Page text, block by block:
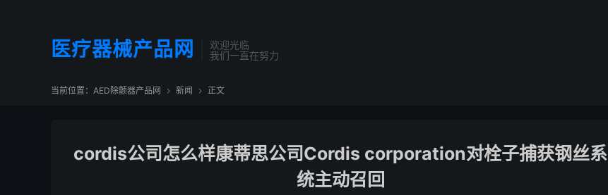
医疗器械产品网
欢迎光临
我们一直在努力
当前位置： AED除颤器产品网  新闻  正文
cordis公司怎么样康蒂思公司Cordis corporation对栓子捕获钢丝系
统主动召回